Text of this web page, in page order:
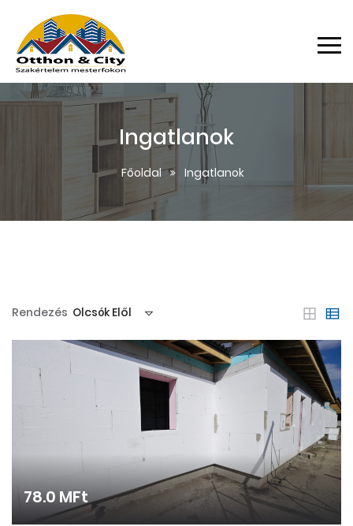
Ingatlanok
Főoldal Ingatlanok
Rendezés Olcsók Elől
78.0 MFt